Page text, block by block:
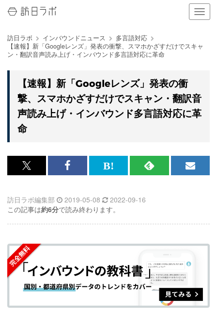
ナ
ビ
シ
示
を
切
る
訪日ラボ インバウンドニュース
多言語対応
【速報】新「Googleレンズ」発表の衝撃、スマホかざすだけでスキャ
ン・翻訳音声読み上げ・インバウンド多言語対応に革命
【速報】新「Googleレンズ」発表の衝
撃、スマホかざすだけでスキャン・翻訳音
声読み上げ・インバウンド多言語対応に革
命
x<br>
記
事
シ
ェ
ア
す
る
Facebook<br>
記
事
シ
ェ
ア
す
る
は
な
ブ
ク
マ
ー
ク
に
RSS
購
読
す
る
メ
録
す
訪日ラボ編集部 2019-05-08
2022-09-16
この記事は約6分で読み終わります。